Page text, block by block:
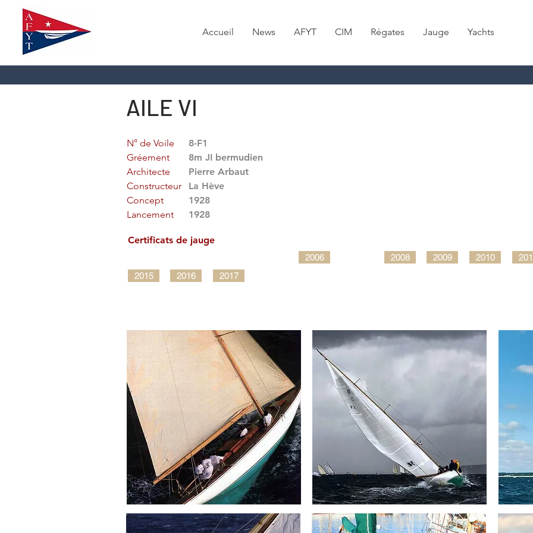
Accueil News AFYT CIM Régates Jauge Yachts
AILE VI
N° de Voile
8-F1
Gréement
8m JI bermudien
Architecte
Pierre Arbaut
Constructeur
La Hève
Concept
1928
Lancement
1928
Certificats de jauge
2015 2016 2017
2006 2008 2009 2010